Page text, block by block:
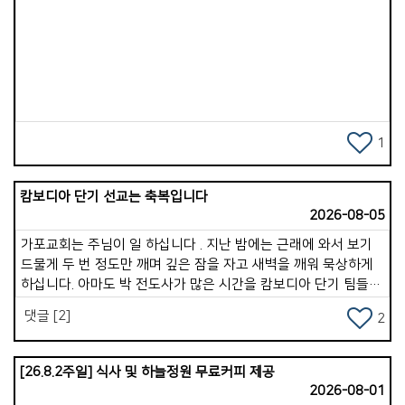
&rsquo;. 이 과정은 속사람을 깨어 있게 만듭니다. 왜냐하면 옛
정리하고 회복시키는 시간입니다. 하루를 감사하고 부족한
부분을 회개한 후, 내일을 하나님께 맡깁니다. 이 습관이 생기면
강하게 만드는 하루 구조는 이것입니다. &lt;아침: 하나님께 방향
맞추기. 낮: 하나님과 계속 연결하기. 저녁: 하나님께 삶을 맡기기
&gt; 이것이 계속되면 믿음이 깊어지고, 마음이 안정되고, 죄의
힘이 약해져서 영적 분별력이 살아납니다. 두 번째로는 &lt;
속사람이 죽어가고 있을 때 나타나는 10가지 신호&gt;에 대한
것입니다. 오늘은 10가지 중 3가지를 소개합니다. 1. 말씀에 대한
갈망이 사라진다. 예전에는 성경을 읽으면 마음이 움직였는데,
점점 말씀을 읽고 싶은 마음이 없어집니다. 말씀을 들어도 감동이
없고, 깨달음이 없고, 마음이 움직이지 않습니다. 속사람이
1
캄보디아 단기 선교는 축복입니다
2026-08-05
가포교회는 주님이 일 하십니다 . 지난 밤에는 근래에 와서 보기
드물게 두 번 정도만 깨며 깊은 잠을 자고 새벽을 깨워 묵상하게
하십니다. 아마도 박 전도사가 많은 시간을 캄보디아 단기 팀들과
함께 훈련과 파송, 그리고 5박 7일 사역을 잘 마치고 돌아 온 것도
한 몫을 한듯합니다 . 사실 지난 여러 해 동안 심근경색과 협심증,
covid 19, 지독한 독감, 몸살, 어지럼증, 두통 등등으로 6년간
시달리고 있는 나의 몸과 영혼이였습니다 . 그럼에도 내 삶의
끈을 놓지 못하는 것이 하나 있었습니다 . 선교, 아니 정확하게는
댓글 [2] 2
[26.8.2주일] 식사 및 하늘정원 무료커피 제공
2026-08-01